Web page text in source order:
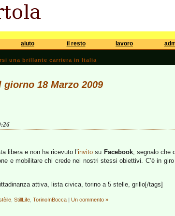
aiuto il resto lavoro
una brillante carriera in Italia
18 Marzo 2009
libera e non ha ricevuto l’invito su Facebook, segnalo che
e mobilitare chi crede nei nostri stessi obiettivi. C’è in
attiva, lista civica, torino a 5 stelle, grillo[/tags]
StillLife TorinoInBocca | Un commento »